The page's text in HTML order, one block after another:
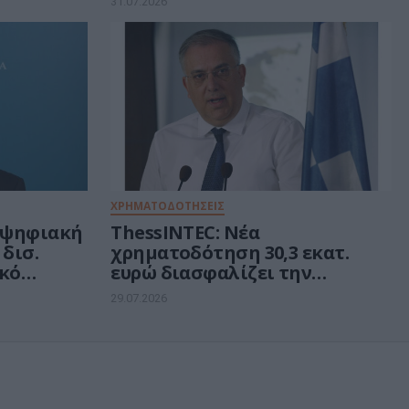
υπουργούς
ΧΡΗΜΑΤΟΔΟΤΗΣΕΙΣ
ThessINTEC: Νέα
χρηματοδότηση 30,3 εκατ.
ευρώ διασφαλίζει την
υλοποίηση του Τεχνολογικού
29.07.2026